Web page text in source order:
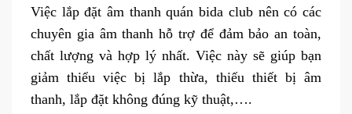
Việc lắp đặt âm thanh quán bida club nên có các
chuyên gia âm thanh hỗ trợ để đảm bảo an toàn,
chất lượng và hợp lý nhất. Việc này sẽ giúp bạn
giảm thiểu việc bị lắp thừa, thiếu thiết bị âm
thanh, lắp đặt không đúng kỹ thuật,….